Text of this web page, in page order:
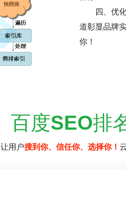
四、优
道彰显品牌
你！
百度SEO排
让用户搜到你、信任你、选择你！